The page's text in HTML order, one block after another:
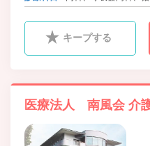
線科、ﾘﾊﾋﾞﾘﾃｰｼｮﾝ科
キープする
医療法人 南風会 介